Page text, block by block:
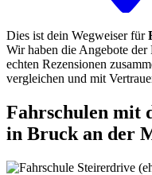
Dies ist dein Wegweiser für
Wir haben die Angebote
echten Rezensionen
vergleichen und mit
Fahrschulen mit
in Bruck an der